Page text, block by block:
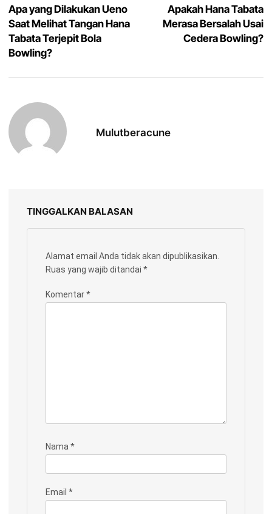
Apa yang Dilakukan Ueno
Saat Melihat Tangan Hana
Tabata Terjepit Bola
Bowling?
Apakah Hana Tabata
Merasa Bersalah Usai
Cedera Bowling?
Mulutberacune
TINGGALKAN BALASAN
Alamat email Anda tidak akan dipublikasikan.
Ruas yang wajib ditandai *
Komentar*
Nama *
Email *